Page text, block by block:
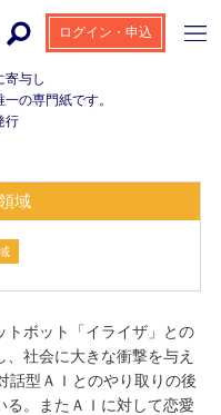
寄与し
一の専門紙です。
行
ログイン・申込
域
トボット「イライザ」との
社会に大きな衝撃を与え
話型ＡＩとのやり取りの後
る。またＡＩに対して恋愛